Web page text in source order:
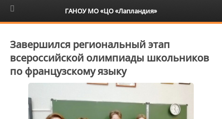
6+
Завершился региональный этап
всероссийской олимпиады школьников
по французскому языку
ГАНОУ МО «ЦО «Лапландия»